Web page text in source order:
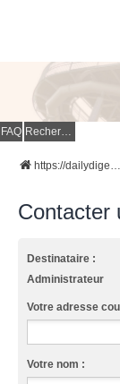
FAQ Rechercher
https://dailydigesthub.com
Contacter
Destinataire :
Administrateur
Votre adresse
Votre nom :